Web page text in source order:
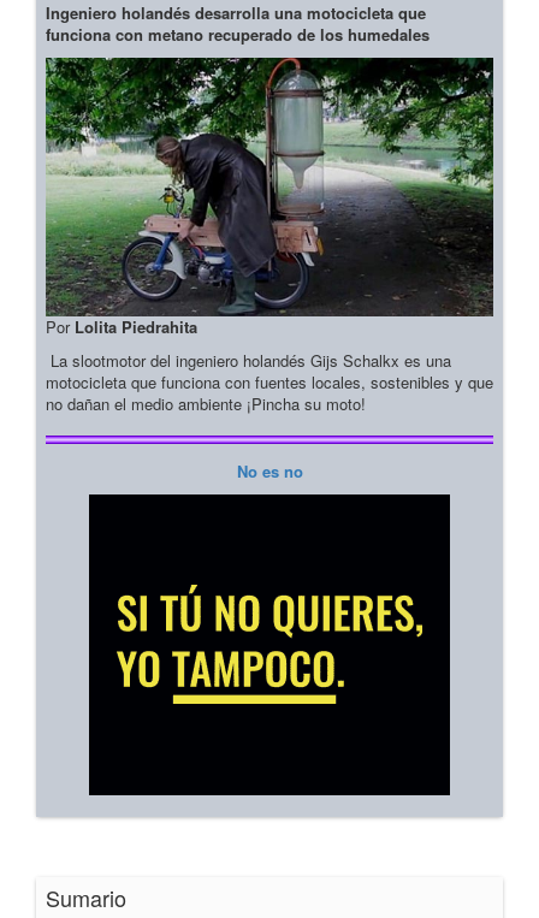
Ingeniero holandés desarrolla una motocicleta que
funciona con metano recuperado de los humedales
Por Lolita Piedrahita
La slootmotor del ingeniero holandés Gijs Schalkx es una
motocicleta que funciona con fuentes locales, sostenibles y que
no dañan el medio ambiente ¡Pincha su moto!
No es no
Sumario